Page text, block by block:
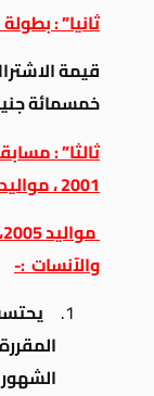
ثانيا” : بطولة
خمسمائة
2001 ، مواليد 2002 ، مواليد 2003 ، مواليد 2004
والآنسات :-
الشهور